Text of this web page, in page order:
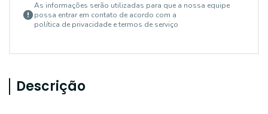
As informações serão utilizadas para que a nossa equipe
possa entrar em contato de acordo com a
política de privacidade e termos de serviço
Descrição